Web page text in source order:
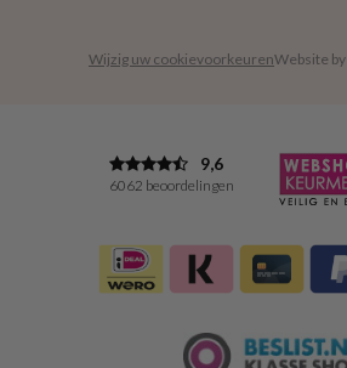
Wijzig uw cookievoorkeurenWebsite by
9,6
6062 beoordelingen